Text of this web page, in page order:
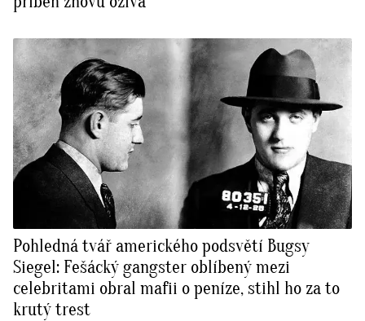
Pohledná tvář amerického podsvětí Bugsy
Siegel: Fešácký gangster oblíbený mezi
celebritami obral mafii o peníze, stihl ho za to
krutý trest